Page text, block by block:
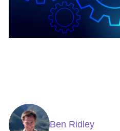
Ben Ridley